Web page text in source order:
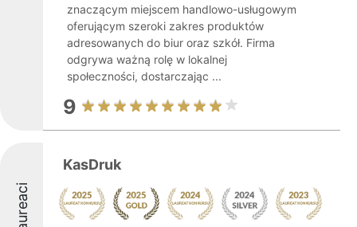
znaczącym miejscem handlowo-usługowym
oferującym szeroki zakres produktów
adresowanych do biur oraz szkół. Firma
odgrywa ważną rolę w lokalnej
społeczności, dostarczając ...
9
Laureaci
KasDruk